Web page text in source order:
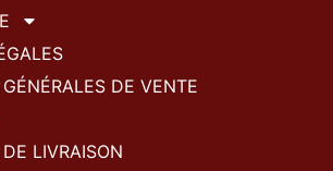
DE VENTE
LIVRAISON